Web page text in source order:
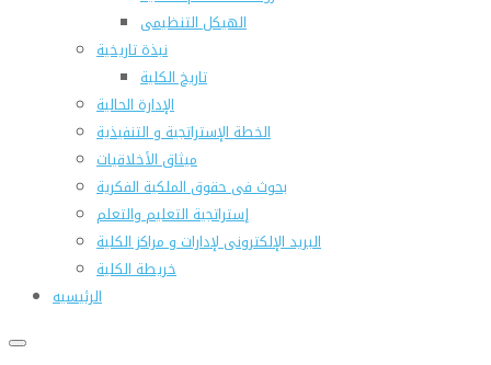
الهيكل التنظيمى
نبذة تاريخية
تاريخ الكلية
الإدارة الحالية
الخطة الإستراتجية و التنفيذية
ميثاق الأخلاقيات
بحوث فى حقوق الملكية الفكرية
إستراتجية التعليم والتعلم
البريد الإلكترونى لإدارات و مراكز الكلية
خريطة الكلية
الرئيسيه